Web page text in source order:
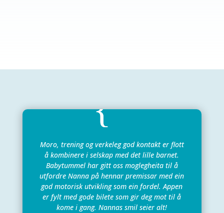
Moro, trening og verkeleg god kontakt er flott
å kombinere i selskap med det lille barnet.
Babytummel har gitt oss moglegheita til å
utfordre Nanna på hennar premissar med ein
god motorisk utvikling som ein fordel. Appen
er fylt med gode bilete som gir deg mot til å
kome i gang. Nannas smil seier alt!